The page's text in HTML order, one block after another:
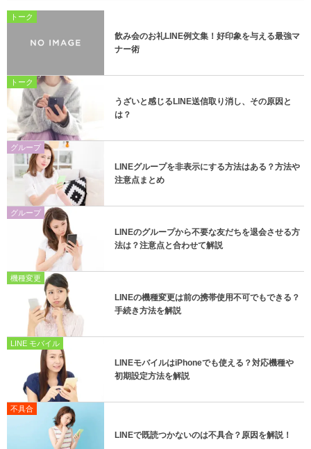
トーク
飲み会のお礼LINE例文集！好印象を与える最強マ
ナー術
トーク
うざいと感じるLINE送信取り消し、その原因と
は？
グループ
LINEグループを非表示にする方法はある？方法や
注意点まとめ
グループ
LINEのグループから不要な友だちを退会させる方
法は？注意点と合わせて解説
機種変更
LINEの機種変更は前の携帯使用不可でもできる？
手続き方法を解説
LINE モバイル
LINEモバイルはiPhoneでも使える？対応機種や
初期設定方法を解説
不具合
LINEで既読つかないのは不具合？原因を解説！